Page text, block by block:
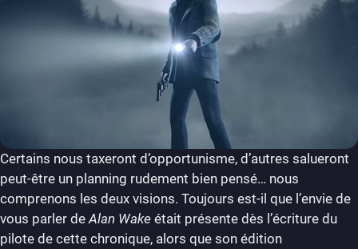
Certains nous taxeront d’opportunisme, d’autres salueront
peut-être un planning rudement bien pensé… nous
comprenons les deux visions. Toujours est-il que l’envie de
vous parler de Alan Wake était présente dès l’écriture du
pilote de cette chronique, alors que son édition